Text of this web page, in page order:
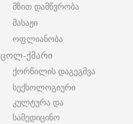
მზით დამწვრობა
მასაჟი
ოფლიანობა
ცოლ-ქმარი
ქორწილის დაგეგმვა
სექსოლოგიური
კულტურა და
სამედიცინო